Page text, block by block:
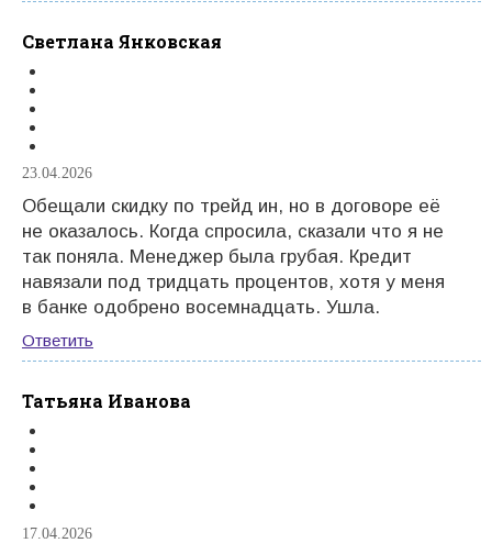
Светлана Янковская
23.04.2026
Обещали скидку по трейд ин, но в договоре её
не оказалось. Когда спросила, сказали что я не
так поняла. Менеджер была грубая. Кредит
навязали под тридцать процентов, хотя у меня
в банке одобрено восемнадцать. Ушла.
Ответить
Татьяна Иванова
17.04.2026